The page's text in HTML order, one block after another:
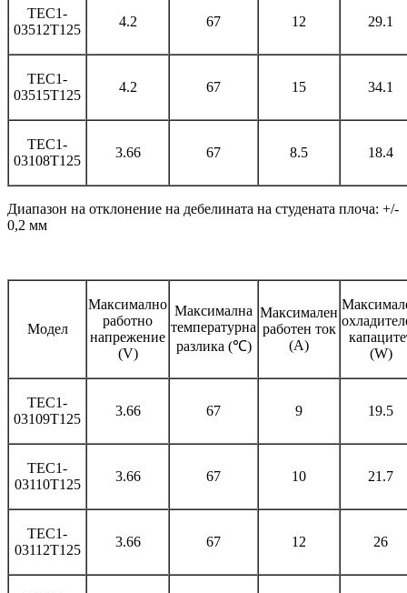
TEC1-
03512T125
4.2 67 12 29.1
TEC1-
03515T125
4.2 67 15 34.1
TEC1-
03108T125
3.66 67 8.5 18.4
Диапазон на отклонение на дебелината на студената плоча: +/-
0,2 мм
Модел
Максимално
работно
напрежение
(V)
Максимална
температурна
разлика (℃)
Максимален
работен ток
(A)
(W)
TEC1-
03109T125
3.66 67 9 19.5
TEC1-
03110T125
3.66 67 10 21.7
TEC1-
03112T125
3.66 67 12 26